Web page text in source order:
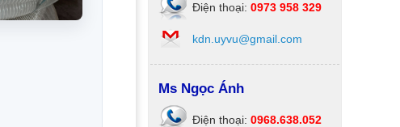
Điện thoại: 0973 958 329
kdn.uyvu@gmail.com
Ms Ngọc Ánh
Điện thoại: 0968.638.052